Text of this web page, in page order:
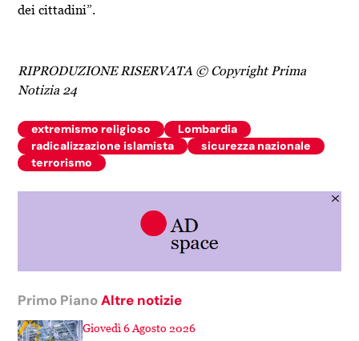
dei cittadini”.
RIPRODUZIONE RISERVATA © Copyright Prima
Notizia 24
extremismo religioso
Lombardia
radicalizzazione islamista
sicurezza nazionale
terrorismo
Primo PianoAltre notizie
Giovedì 6 Agosto 2026